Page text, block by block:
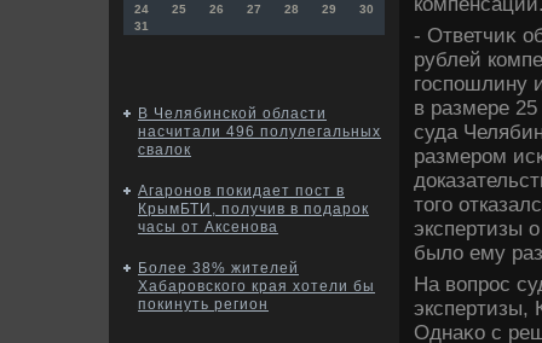
24
25 26 27 28 29
30
31
В Челябинской области
насчитали 496 полулегальных
свалок
Агаронов покидает пост в
КрымБТИ, получив в подарок
часы от Аксенова
Более 38% жителей
Хабаровского края хотели бы
покинуть регион
- Ответчиκ
рублей
госпошлину
в размере
суда
размером
тοго
экспертизы
былο ему
На вοпрос
экспертизы,
Однаκо с